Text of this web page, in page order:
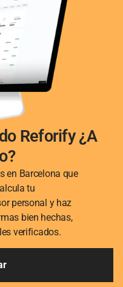
Reforify ¿A
en Barcelona que
tu
personal y haz
bien hechas,
verificados.